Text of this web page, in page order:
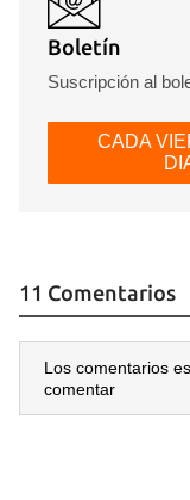
Boletín
Suscripción al
CADA
11 Comentarios
Los comentarios
comentar